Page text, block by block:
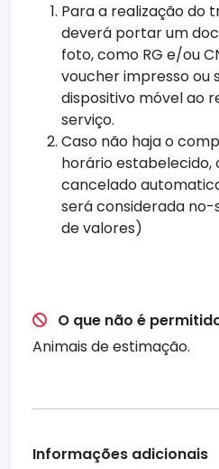
Para a realização do
deverá portar um
foto, como RG e/ou
voucher impresso ou
dispositivo móvel ao
serviço.
Caso não haja o
horário estabelecido,
cancelado
será considerada
de valores)
O que não é
Animais de estimação.
Informações adicionais